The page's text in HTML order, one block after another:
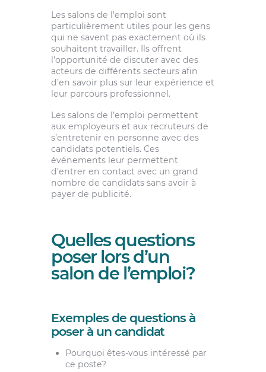
Les salons de l’emploi sont
particulièrement utiles pour les gens
qui ne savent pas exactement où ils
souhaitent travailler. Ils offrent
l’opportunité de discuter avec des
acteurs de différents secteurs afin
d’en savoir plus sur leur expérience et
leur parcours professionnel.
Les salons de l’emploi permettent
aux employeurs et aux recruteurs de
s’entretenir en personne avec des
candidats potentiels. Ces
événements leur permettent
d’entrer en contact avec un grand
nombre de candidats sans avoir à
payer de publicité.
Quelles questions
poser lors d’un
salon de l’emploi?
Exemples de questions à
poser à un candidat
Pourquoi êtes-vous intéressé par
ce poste?